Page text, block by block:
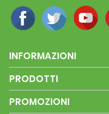
INFORMAZIONI
PRODOTTI
PROMOZIONI